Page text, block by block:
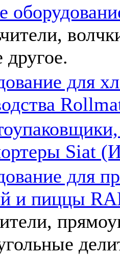
другое.
для
Siat
для
и пиццы